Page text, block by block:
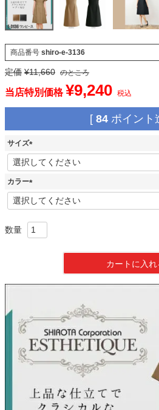
商品番号 shiro-e-3136
定価 ¥11,660 のところ
当店特別価格 ¥9,240 税込
[ 84 ポイント
サイズ
(
必
須
カラー
(
必
カートに入れ